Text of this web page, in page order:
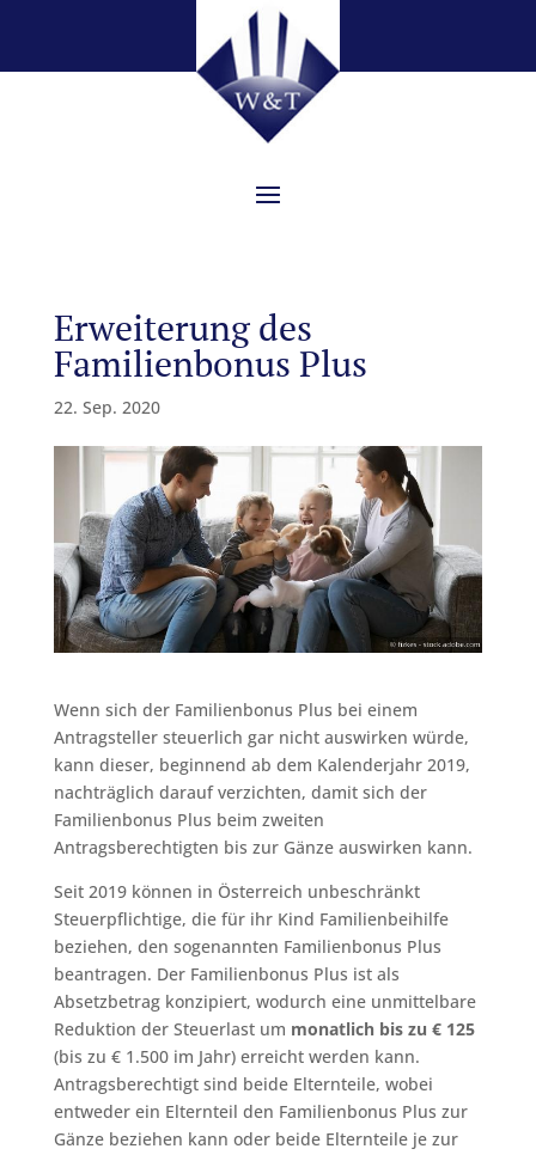
Erweiterung des
Familienbonus Plus
22. Sep. 2020
Wenn sich der Familienbonus Plus bei einem
Antragsteller steuerlich gar nicht auswirken würde,
kann dieser, beginnend ab dem Kalenderjahr 2019,
nachträglich darauf verzichten, damit sich der
Familienbonus Plus beim zweiten
Antragsberechtigten bis zur Gänze auswirken kann.
Seit 2019 können in Österreich unbeschränkt
Steuerpflichtige, die für ihr Kind Familienbeihilfe
beziehen, den sogenannten Familienbonus Plus
beantragen. Der Familienbonus Plus ist als
Absetzbetrag konzipiert, wodurch eine unmittelbare
Reduktion der Steuerlast um monatlich bis zu € 125
(bis zu € 1.500 im Jahr) erreicht werden kann.
Antragsberechtigt sind beide Elternteile, wobei
entweder ein Elternteil den Familienbonus Plus zur
Gänze beziehen kann oder beide Elternteile je zur